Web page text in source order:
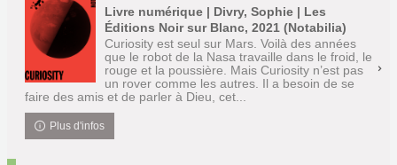
Livre numérique | Divry, Sophie | Les
Éditions Noir sur Blanc, 2021 (Notabilia)
Curiosity est seul sur Mars. Voilà des années
que le robot de la Nasa travaille dans le froid, le
rouge et la poussière. Mais Curiosity n’est pas
un rover comme les autres. Il a besoin de se
faire des amis et de parler à Dieu, cet...
Plus d'infos